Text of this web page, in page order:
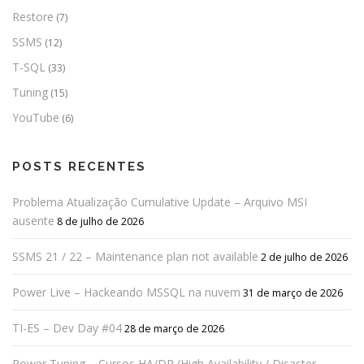
Restore (7)
SSMS (12)
T-SQL (33)
Tuning (15)
YouTube (6)
POSTS RECENTES
Problema Atualização Cumulative Update – Arquivo MSI
ausente 8 de julho de 2026
SSMS 21 / 22 – Maintenance plan not available 2 de julho de 2026
Power Live – Hackeando MSSQL na nuvem 31 de março de 2026
TI-ES – Dev Day #0428 de março de 2026